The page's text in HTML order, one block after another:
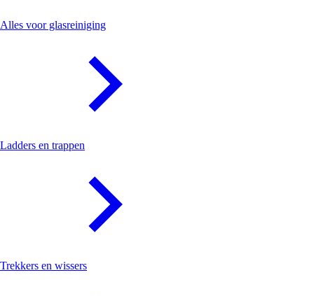
Alles voor glasreiniging
Ladders en trappen
Trekkers en wissers